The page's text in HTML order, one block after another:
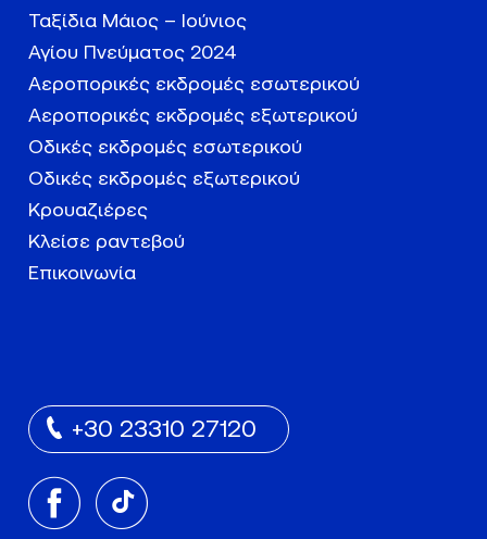
Ταξίδια Μάιος – Ιούνιος
Αγίου Πνεύματος 2024
Αεροπορικές εκδρομές εσωτερικού
Αεροπορικές εκδρομές εξωτερικού
Οδικές εκδρομές εσωτερικού
Οδικές εκδρομές εξωτερικού
Κρουαζιέρες
Κλείσε ραντεβού
Επικοινωνία
+30 23310 27120